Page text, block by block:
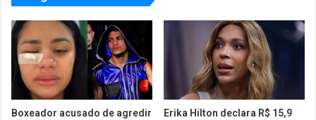
Boxeador acusado de agredir
Erika Hilton declara R$ 15,9